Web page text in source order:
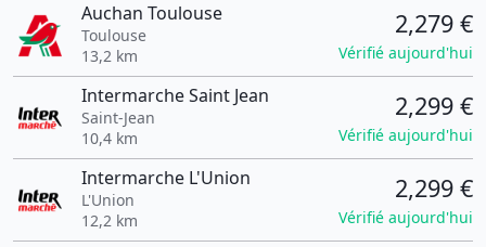
Auchan Toulouse
Toulouse
13,2 km
2,279 €
Vérifié aujourd'hui
Intermarche Saint Jean
Saint-Jean
10,4 km
2,299 €
Vérifié aujourd'hui
Intermarche L'Union
L'Union
12,2 km
2,299 €
Vérifié aujourd'hui